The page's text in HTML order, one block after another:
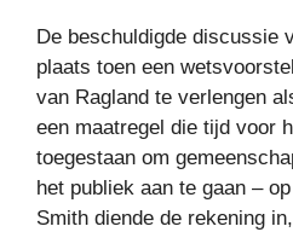
De beschuldigde discussie
plaats toen een
van Ragland te verlengen
een maatregel die tijd voor
toegestaan ​​om
het publiek aan te gaan –
Smith diende de rekening